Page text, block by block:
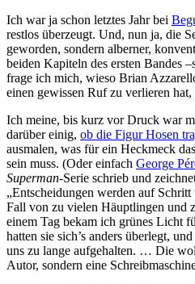
Ich war ja schon letztes Jahr bei
restlos überzeugt. Und, nun ja, die
geworden, sondern alberner,
beiden Kapiteln des ersten Bandes
frage ich mich, wieso Brian
einen gewissen Ruf zu verlieren
Ich meine, bis kurz vor Druck war
darüber einig, ob die Figur Hosen
ausmalen, was für ein Heckmeck
sein muss. (Oder einfach George
Superman-Serie schrieb und
„Entscheidungen werden auf
Fall von zu vielen Häuptlingen
einem Tag bekam ich grünes Licht
hatten sie sich’s anders überlegt,
uns zu lange aufgehalten. … Die
Autor, sondern eine